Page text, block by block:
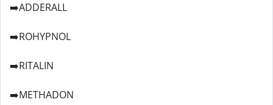
➡️ADDERALL
➡️ROHYPNOL
➡️RITALIN
➡️METHADON